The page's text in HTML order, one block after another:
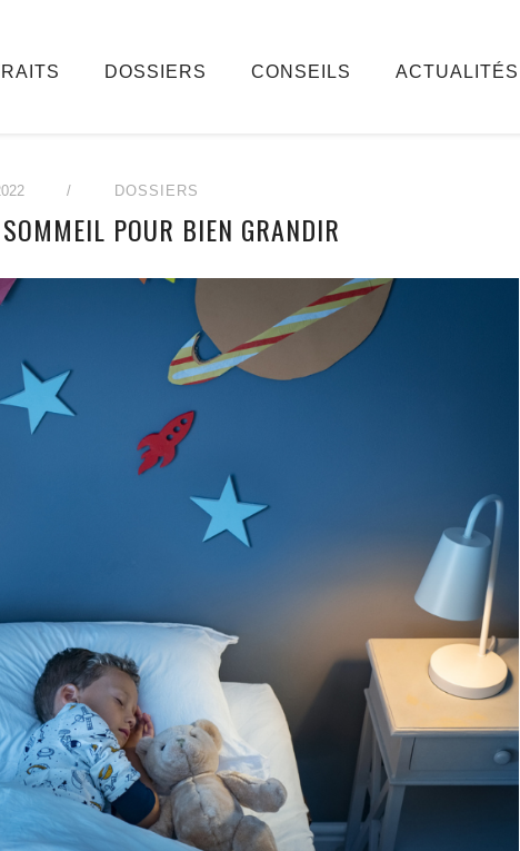
DOSSIERS CONSEILS ACTUALITÉS
/ DOSSIERS
POUR BIEN GRANDIR